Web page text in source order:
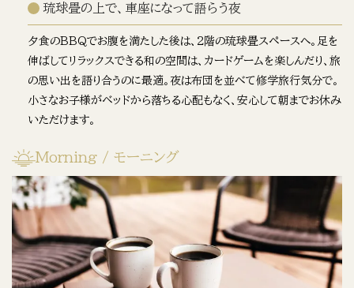
琉球畳の上で、車座になって語らう夜
夕食のBBQでお腹を満たした後は、2階の琉球畳スペースへ。足を
伸ばしてリラックスできる和の空間は、カードゲームを楽しんだり、旅
の思い出を語り合うのに最適。夜は布団を並べて修学旅行気分で。
小さなお子様がベッドから落ちる心配もなく、安心して朝までお休み
いただけます。
Morning / モーニング